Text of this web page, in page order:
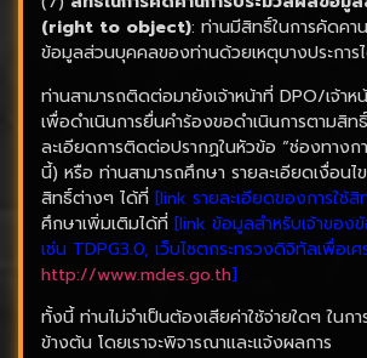
(right to object): ท่านมีสิทธิ์ในการคัดคา
ข้อมูลส่วนบุคคลของท่านด้วยเหตุบางประการ
ท่านสามารถติดต่อมายังเจ้าหน้าที่ DPO/เจ้าห
เพื่อดำเนินการยื่นคำร้องขอดำเนินการตามสิท
ละเอียดการติดต่อปรากฏในหัวข้อ “ช่องทาง
นี้) หรือ ท่านสามารถศึกษา รายละเอียดเงื่อนไ
สิทธิ์ต่างๆ ได้ที่ [link รายละเอียดของการใช้
ศึกษาเพิ่มเติมได้ที่ [link ข้อมูลสำหรับเจ้าขอ
เช่น TDPG3.0, เว็บไซตกระทรวงดิจิทัลเพื่อเ
http://www.mdes.go.th]
ทั้งนี้ ท่านไม่จำเป็นต้องเสียค่าใช้จ่ายใดๆ ในก
ข้างต้น โดยเราจะพิจารณาและแจ้งผลการ